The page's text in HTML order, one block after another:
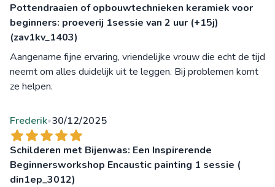
Pottendraaien of opbouwtechnieken keramiek voor
beginners: proeverij 1sessie van 2 uur (+15j)
(zav1kv_1403)
Aangename fijne ervaring, vriendelijke vrouw die echt de tijd
neemt om alles duidelijk uit te leggen. Bij problemen komt
ze helpen.
Frederik•30/12/2025
Schilderen met Bijenwas: Een Inspirerende
Beginnersworkshop Encaustic painting 1 sessie (
din1ep_3012)